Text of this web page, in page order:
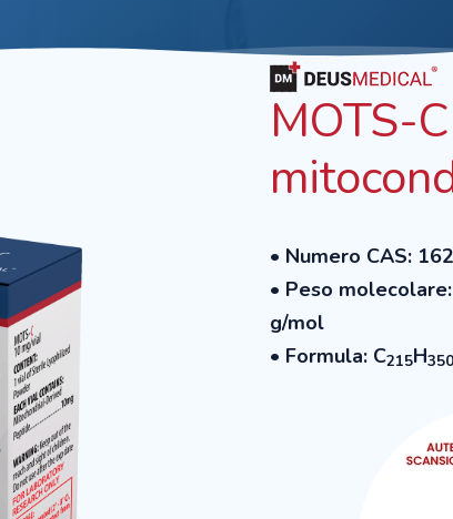
MOTS-
• Numero CAS:
• Peso
g/mol
• Formula: C215H350